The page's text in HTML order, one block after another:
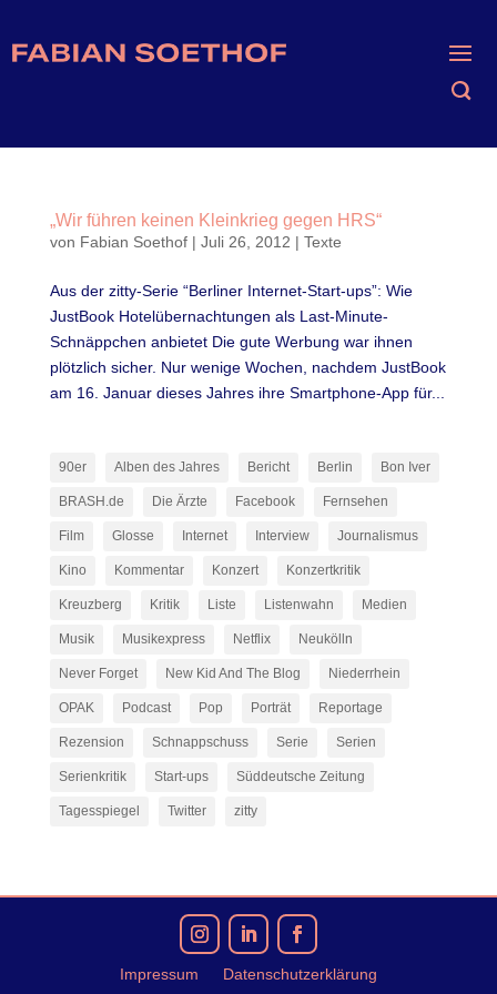
„Wir führen keinen Kleinkrieg gegen HRS“
von Fabian Soethof| Juli 26, 2012 | Texte
Aus der zitty-Serie “Berliner Internet-Start-ups”: Wie
JustBook Hotelübernachtungen als Last-Minute-
Schnäppchen anbietet Die gute Werbung war ihnen
plötzlich sicher. Nur wenige Wochen, nachdem JustBook
am 16. Januar dieses Jahres ihre Smartphone-App für...
90er Alben des Jahres Bericht Berlin Bon Iver
BRASH.de Die Ärzte Facebook Fernsehen
Film Glosse Internet Interview Journalismus
Kino Kommentar Konzert Konzertkritik
Kreuzberg Kritik Liste Listenwahn Medien
Musik Musikexpress Netflix Neukölln
Never Forget New Kid And The Blog Niederrhein
OPAK Podcast Pop Porträt Reportage
Rezension Schnappschuss Serie Serien
Serienkritik Start-ups Süddeutsche Zeitung
Tagesspiegel Twitter zitty
Impressum Datenschutzerklärung